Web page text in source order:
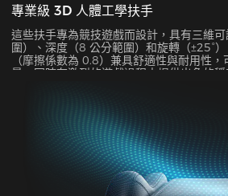
專業級 3D 人體工學扶手
這些扶手專為競技遊戲而設計，具有三維
圍）、深度（8 公分範圍）和旋轉（±25°
（摩擦係數為 0.8）兼具舒適性與耐用性
量，同時在激烈的遊戲過程中提供出色的穩